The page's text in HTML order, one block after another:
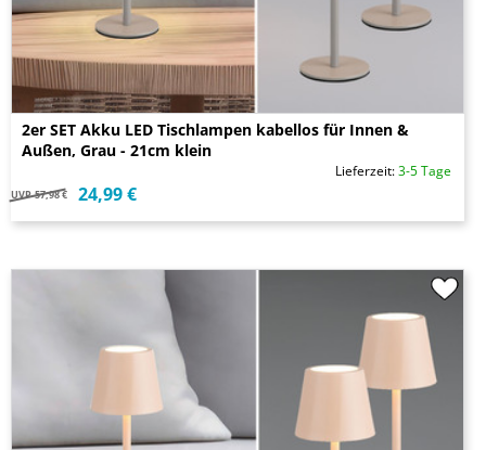
2er SET Akku LED Tischlampen kabellos für Innen &
Außen, Grau - 21cm klein
Lieferzeit:3-5 Tage
UVP 57,98 € 24,99 €